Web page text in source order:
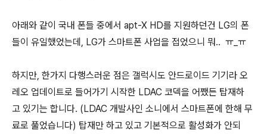
아래와 같이 국내 폰들 중에서 apt-X HD를 지원하던건 LG의 폰
들이 유일했었는데, LG가 스마트폰 사업을 접었으니 뭐.. ㅠ_ㅠ
하지만, 한가지 다행스러운 점은 갤럭시도 안드로이드 기기라 오
레오 업데이트로 들어가기 시작한 LDAC 코덱을 어쨌든 탑재하
고 있기는 합니다. (LDAC 개발사인 소니에서 스마트폰에 한해 무
료로 풀었습니다) 탑재만 하고 있고 기본적으로 활성화가 안되